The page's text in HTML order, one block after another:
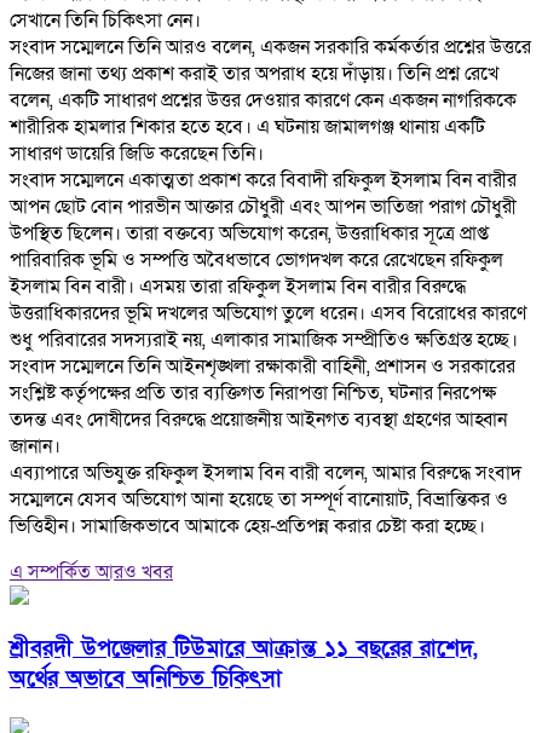
সেখানে তিনি চিকিৎসা নেন।
‎সংবাদ সম্মেলনে তিনি আরও বলেন, একজন সরকারি কর্মকর্তার প্রশ্নের উত্তরে
নিজের জানা তথ্য প্রকাশ করাই তার অপরাধ হয়ে দাঁড়ায়। তিনি প্রশ্ন রেখে
বলেন, একটি সাধারণ প্রশ্নের উত্তর দেওয়ার কারণে কেন একজন নাগরিককে
শারীরিক হামলার শিকার হতে হবে। এ ঘটনায় জামালগঞ্জ থানায় একটি
সাধারণ ডায়েরি জিডি করেছেন তিনি।
‎সংবাদ সম্মেলনে একাত্মতা প্রকাশ করে বিবাদী রফিকুল ইসলাম বিন বারীর
আপন ছোট বোন পারভীন আক্তার চৌধুরী এবং আপন ভাতিজা পরাগ চৌধুরী
উপস্থিত ছিলেন। তারা বক্তব্যে অভিযোগ করেন, উত্তরাধিকার সূত্রে প্রাপ্ত
পারিবারিক ভূমি ও সম্পত্তি অবৈধভাবে ভোগদখল করে রেখেছেন রফিকুল
ইসলাম বিন বারী। এসময় তারা রফিকুল ইসলাম বিন বারীর বিরুদ্ধে
উত্তরাধিকারদের ভূমি দখলের অভিযোগ তুলে ধরেন। এসব বিরোধের কারণে
শুধু পরিবারের সদস্যরাই নয়, এলাকার সামাজিক সম্প্রীতিও ক্ষতিগ্রস্ত হচ্ছে।
‎সংবাদ সম্মেলনে তিনি আইনশৃঙ্খলা রক্ষাকারী বাহিনী, প্রশাসন ও সরকারের
সংশ্লিষ্ট কর্তৃপক্ষের প্রতি তার ব্যক্তিগত নিরাপত্তা নিশ্চিত, ঘটনার নিরপেক্ষ
তদন্ত এবং দোষীদের বিরুদ্ধে প্রয়োজনীয় আইনগত ব্যবস্থা গ্রহণের আহ্বান
জানান।
‎এব্যাপারে অভিযুক্ত রফিকুল ইসলাম বিন বারী বলেন, আমার বিরুদ্ধে সংবাদ
সম্মেলনে যেসব অভিযোগ আনা হয়েছে তা সম্পূর্ণ বানোয়াট, বিভ্রান্তিকর ও
ভিত্তিহীন। সামাজিকভাবে আমাকে হেয়-প্রতিপন্ন করার চেষ্টা করা হচ্ছে।
এ সম্পর্কিত আরও খবর
শ্রীবরদী উপজেলার টিউমারে আক্রান্ত ১১ বছরের রাশেদ,
অর্থের অভাবে অনিশ্চিত চিকিৎসা